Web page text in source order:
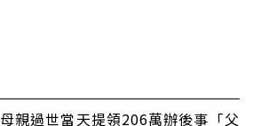
母親過世當天提領206萬辦後事「父